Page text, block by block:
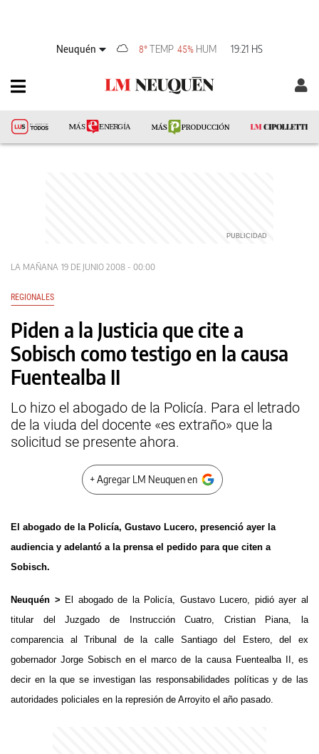
Neuquén 8°TEMP 45% HUM 19:21 HS
LA MAÑANA 19 DE JUNIO 2008 - 00:00
REGIONALES
Piden a la Justicia que cite a
Sobisch como testigo en la causa
Fuentealba II
Lo hizo el abogado de la Policía. Para el letrado
de la viuda del docente «es extraño» que la
solicitud se presente ahora.
+ Agregar LM Neuquen en
El abogado de la Policía, Gustavo Lucero, presenció ayer la
audiencia y adelantó a la prensa el pedido para que citen a
Sobisch.
Neuquén > El abogado de la Policía, Gustavo Lucero, pidió ayer al
titular del Juzgado de Instrucción Cuatro, Cristian Piana, la
comparencia al Tribunal de la calle Santiago del Estero, del ex
gobernador Jorge Sobisch en el marco de la causa Fuentealba II, es
decir en la que se investigan las responsabilidades políticas y de las
autoridades policiales en la represión de Arroyito el año pasado.